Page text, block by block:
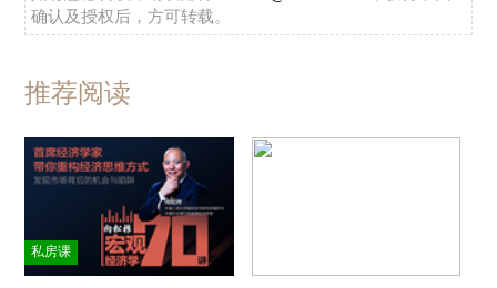
确认及授权后，方可转载。
推荐阅读
私房课